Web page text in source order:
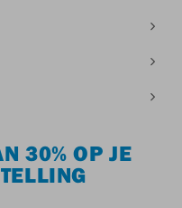
30% OP JE